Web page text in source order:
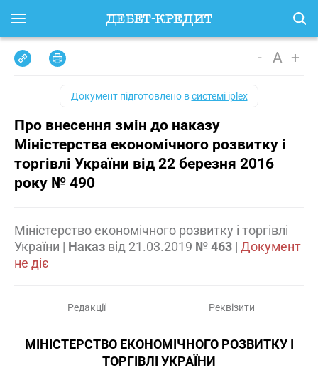
- A +
Документ підготовлено всистемі iplex
Про внесення змін до наказу
Міністерства економічного розвитку і
торгівлі України від 22 березня 2016
року № 490
Міністерство економічного розвитку і торгівлі
України | Наказ від 21.03.2019 № 463 | Документ
не діє
Редакції Реквізити
МІНІСТЕРСТВО ЕКОНОМІЧНОГО РОЗВИТКУ І
ТОРГІВЛІ УКРАЇНИ